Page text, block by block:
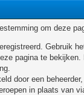
om deze
Gebruik
pagina te
door een
in plaats van